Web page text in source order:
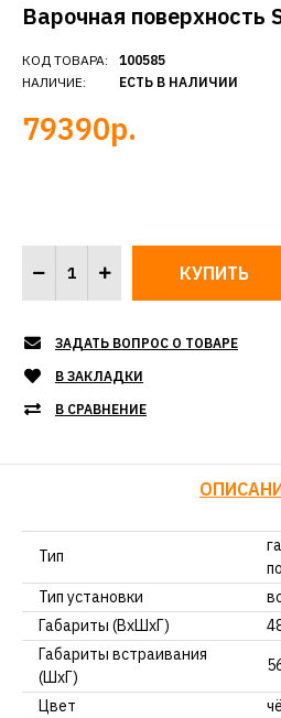
Варочная поверхность
КОД ТОВАРА:
НАЛИЧИЕ:
100585
ЕСТЬ В НАЛИЧИИ
79390р.
ЗАДАТЬ ВОПРОС О ТОВАРЕ
В ЗАКЛАДКИ
В СРАВНЕНИЕ
Тип
Тип установки
Габариты (ВхШхГ)
Габариты встраивания
(ШхГ)
Цвет